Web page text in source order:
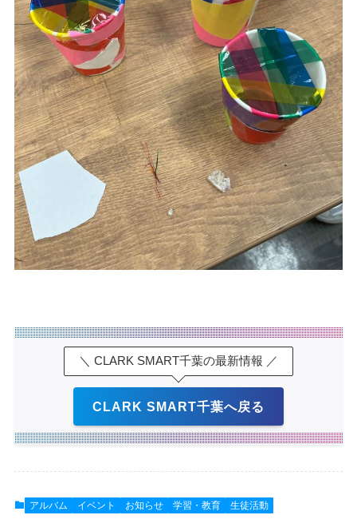
＼ CLARK SMART千葉の最新情報 ／
CLARK SMART千葉へ戻る
アルバム イベント お知らせ 学習・教育 生徒活動